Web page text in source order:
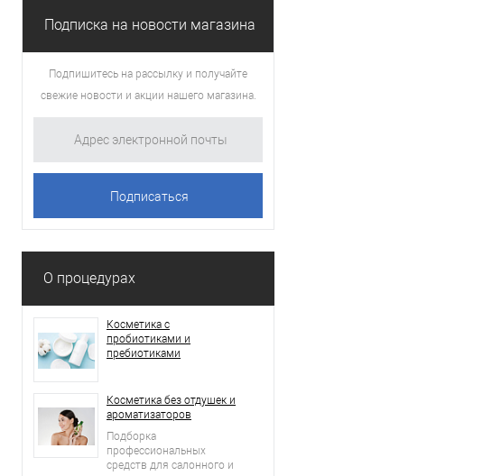
Подписка на новости магазина
Подпишитесь на рассылку и получайте
свежие новости и акции нашего магазина.
О процедурах
Косметика с
пробиотиками и
пребиотиками
Косметика без отдушек и
ароматизаторов
Подборка
профессиональных
средств для салонного и